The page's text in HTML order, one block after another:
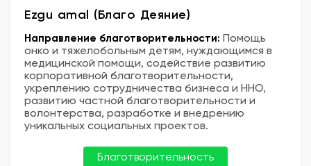
Ezgu amal (Благо Деяние)
Направление благотворительности: Помощь
онко и тяжелобольным детям, нуждающимся в
медицинской помощи, содействие развитию
корпоративной благотворительности,
укреплению сотрудничества бизнеса и ННО,
развитию частной благотворительности и
волонтерства, разработке и внедрению
уникальных социальных проектов.
Благотворительность